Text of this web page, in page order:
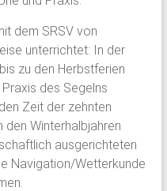
dem SRSV von
unterrichtet: In der
zu den Herbstferien
des Segelns
Zeit der zehnten
den Winterhalbjahren
ausgerichteten
Navigation/Wetterkunde